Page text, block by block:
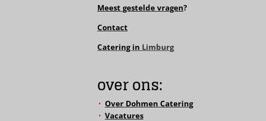
Meest gestelde vragen?
Contact
Catering in Limburg
over ons:
Over Dohmen Catering
Vacatures